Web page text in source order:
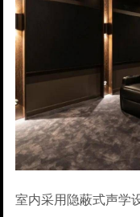
室内采用隐蔽式声学